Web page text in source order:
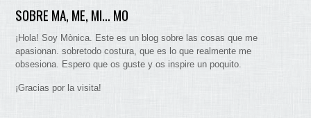
SOBRE MA, ME, MI… MO
¡Hola! Soy Mònica. Este es un blog sobre las cosas que me
apasionan. sobretodo costura, que es lo que realmente me
obsesiona. Espero que os guste y os inspire un poquito.
¡Gracias por la visita!